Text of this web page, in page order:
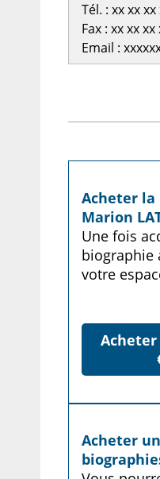
Tél. : xx xx xx
Fax : xx xx xx
Email :
Acheter la
Marion
Une fois
biographie
votre
Acheter